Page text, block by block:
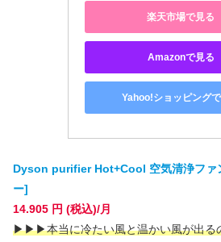
楽天市場で見る
Amazonで見る
Yahoo!ショッピング
Dyson purifier Hot+Cool 空気清浄ファ
ー]
14.905 円 (税込)/月
▶▶▶本当に冷たい風と温かい風が出る